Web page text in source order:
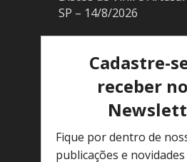
SP – 14/8/2026